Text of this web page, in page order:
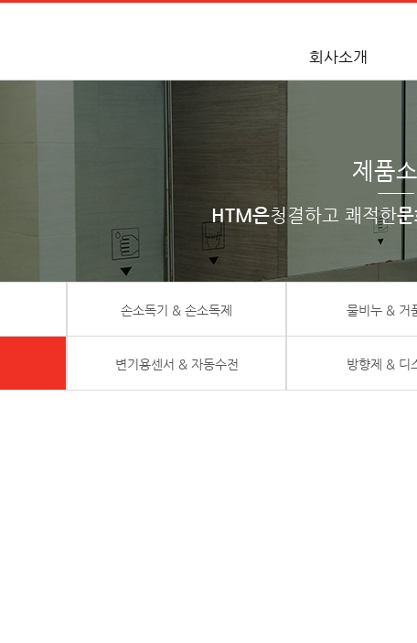
회사소개
제품
HTM은청결하고 쾌적한
손소독기 & 손소독제 물비누 & 거
변기용센서 & 자동수전 방향제 & 디